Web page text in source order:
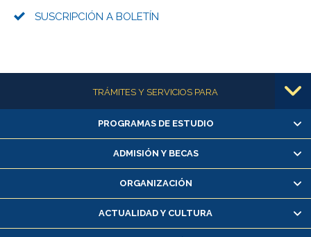
SUSCRIPCIÓN A BOLETÍN
Más informaciónTRÁMITES Y SERVICIOS PARA
Alumnas/os y exalumnas/os
Matrícula en línea
Inscripción y cambio de asignaturas
Consulta y certificado de notas
Servicio médico y dental
PROGRAMAS DE ESTUDIO
ADMISIÓN Y BECAS
ORGANIZACIÓN
ACTUALIDAD Y CULTURA